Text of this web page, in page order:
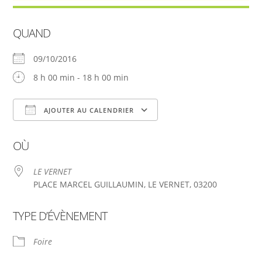
QUAND
09/10/2016
8 h 00 min - 18 h 00 min
AJOUTER AU CALENDRIER
OÙ
LE VERNET
PLACE MARCEL GUILLAUMIN, LE VERNET, 03200
TYPE D’ÉVÈNEMENT
Foire